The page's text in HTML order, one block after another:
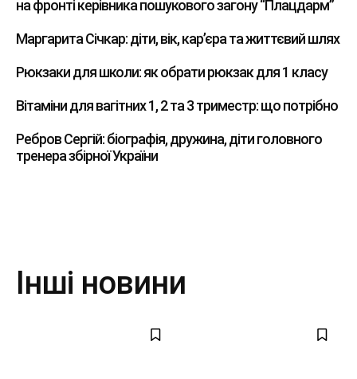
на фронті керівника пошукового загону “Плацдарм”
Маргарита Січкар: діти, вік, кар’єра та життєвий шлях
Рюкзаки для школи: як обрати рюкзак для 1 класу
Вітаміни для вагітних 1, 2 та 3 триместр: що потрібно
Ребров Сергій: біографія, дружина, діти головного
тренера збірної України
Інші новини